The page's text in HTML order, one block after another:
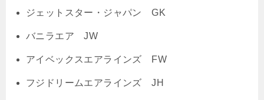
ジェットスター・ジャパン GK
バニラエア JW
アイベックスエアラインズ FW
フジドリームエアラインズ JH